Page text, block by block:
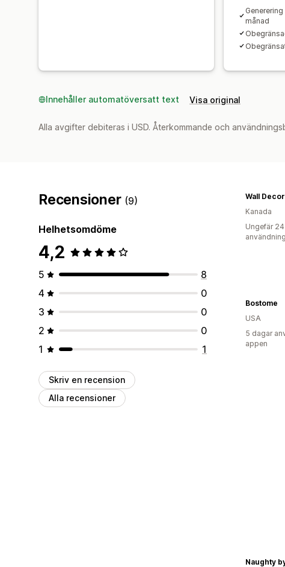
månad
Innehåller automatöversatt text Visa original
Alla avgifter debiteras i USD. Återkommande och
Recensioner (9)
Helhetsomdöme
4,2
5
8
4
0
3
0
2
0
1
1
Skriv en recension
Alla recensioner
Wall
Kanada
Ungefär
Bostome
USA
5 dagar
appen